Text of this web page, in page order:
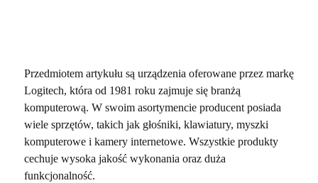
Przedmiotem artykułu są urządzenia oferowane przez markę
Logitech, która od 1981 roku zajmuje się branżą
komputerową. W swoim asortymencie producent posiada
wiele sprzętów, takich jak głośniki, klawiatury, myszki
komputerowe i kamery internetowe. Wszystkie produkty
cechuje wysoka jakość wykonania oraz duża
funkcjonalność.